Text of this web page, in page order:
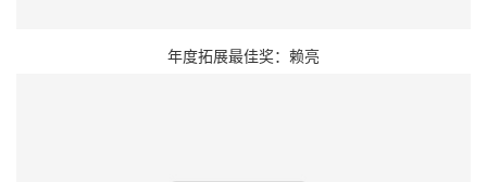
年度拓展最佳奖：赖亮